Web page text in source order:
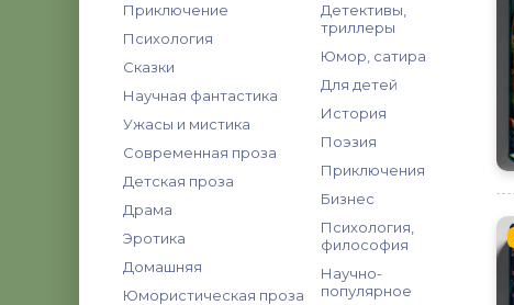
Приключение
Психология
Сказки
Научная фантастика
Ужасы и мистика
Современная проза
Детская проза
Драма
Эротика
Домашняя
Юмористическая проза
Детективы,
триллеры
Юмор, сатира
Для детей
История
Поэзия
Приключения
Бизнес
Психология,
философия
Научно-
популярное